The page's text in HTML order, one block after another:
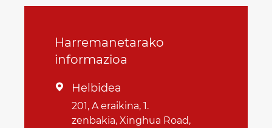
Harremanetarako
informazioa
 Helbidea
201, A eraikina, 1.
zenbakia, Xinghua Road,